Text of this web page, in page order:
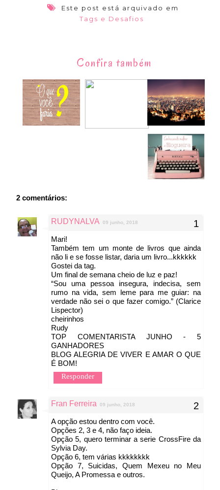
Este post está arquivado em
Tags e Desafios
Confira também
2 comentários:
RUDYNALVA 09 junho, 2018
Mari!
Também tem um monte de livros que ainda
não li e se fosse listar, daria um livro...kkkkkk
Gostei da tag.
Um final de semana cheio de luz e paz!
“Sou uma pessoa insegura, indecisa, sem
rumo na vida, sem leme para me guiar: na
verdade não sei o que fazer comigo.” (Clarice
Lispector)
cheirinhos
Rudy
TOP COMENTARISTA JUNHO - 5
GANHADORES
BLOG ALEGRIA DE VIVER E AMAR O QUE
É BOM!
Responder
Fran Ferreira 09 junho, 2018
A opção estou dentro com você.
Opções 2, 3 e 4, não faço ideia.
Opção 5, quero terminar a serie CrossFire da
Sylvia Day.
Opção 6, tem várias kkkkkkkk
Opção 7, Suicidas, Quem Mexeu no Meu
Queijo, A Promessa e outros.